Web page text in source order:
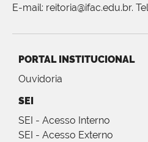
E-mail: reitoria@ifac.edu.br.
PORTAL INSTITUCIONAL
Ouvidoria
SEI
SEI - Acesso Interno
SEI - Acesso Externo